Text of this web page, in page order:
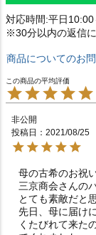
対応時間:平日
※30分以内の返信に
商品についてのお
非公開
投稿日
2021/08/25
母の古希のお祝
三京商会さんの
とても素敵だと
先日、母に届け
くたびれて来た